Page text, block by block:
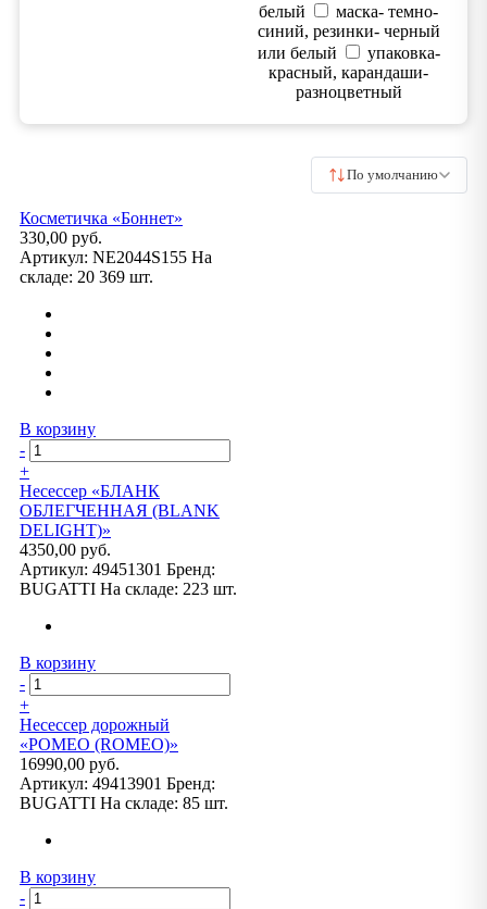
белый
маска- темно-
синий, резинки- черный
или белый
упаковка-
красный, карандаши-
разноцветный
По умолчанию
Косметичка «Боннет»
330,00 руб.
Артикул: NE2044S155 На
складе: 20 369 шт.
В корзину
-
+
Несессер «БЛАНК
ОБЛЕГЧЕННАЯ (BLANK
DELIGHT)»
4350,00 руб.
Артикул: 49451301 Бренд:
BUGATTI На складе: 223 шт.
В корзину
-
+
Несессер дорожный
«РОМЕО (ROMEO)»
16990,00 руб.
Артикул: 49413901 Бренд:
BUGATTI На складе: 85 шт.
В корзину
-